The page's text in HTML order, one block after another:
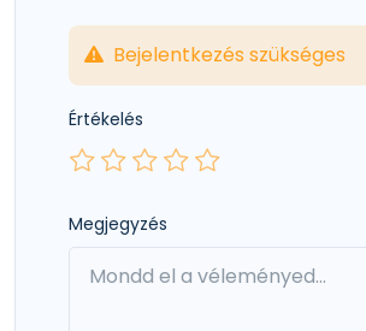
Bejelentkezés szükséges
Értékelés
Megjegyzés